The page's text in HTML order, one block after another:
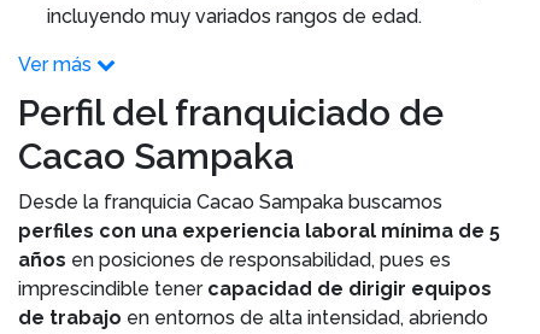
incluyendo muy variados rangos de edad.
Ver más
Perfil del franquiciado de
Cacao Sampaka
Desde la franquicia Cacao Sampaka buscamos
perfiles con una experiencia laboral mínima de 5
años en posiciones de responsabilidad, pues es
imprescindible tener capacidad de dirigir equipos
de trabajo en entornos de alta intensidad, abriendo